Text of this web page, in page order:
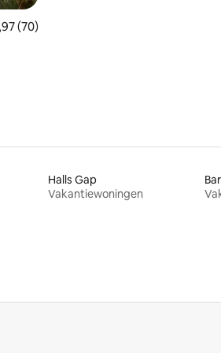
beoordeling van 4,97 op 5, 70
(70)
Halls Gap
Vakantiewoningen